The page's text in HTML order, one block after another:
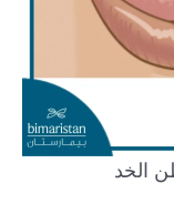
الخد